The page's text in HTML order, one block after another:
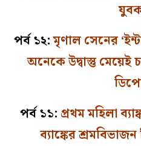
পর্ব ১২:মৃণাল সেনের
অনেকে উদ্বাস্তু মেয়েই
পর্ব ১১: প্রথম মহিলা
ব্যাঙ্কের